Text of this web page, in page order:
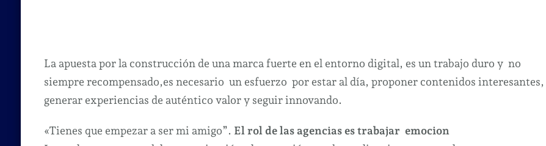
La apuesta por la construcción de una marca fuerte en el entorno digital, es un trabajo duro y no
siempre recompensado,es necesario un esfuerzo por estar al día, proponer contenidos interesantes,
generar experiencias de auténtico valor y seguir innovando.
«Tienes que empezar a ser mi amigo”. El rol de las agencias es trabajar emocion